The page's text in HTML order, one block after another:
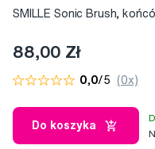
SMILLE Sonic Brush,
88,00 Zł
0,0/5 (0x)
Do koszyka